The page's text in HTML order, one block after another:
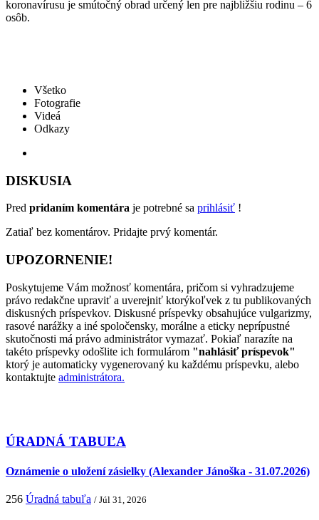
koronavírusu je smútočný obrad určený len pre najbližšiu rodinu – 6
osôb.
Všetko
Fotografie
Videá
Odkazy
DISKUSIA
Pred pridaním komentára je potrebné sa prihlásiť !
Zatiaľ bez komentárov. Pridajte prvý komentár.
UPOZORNENIE!
Poskytujeme Vám možnosť komentára, pričom si vyhradzujeme
právo redakčne upraviť a uverejniť ktorýkoľvek z tu publikovaných
diskusných príspevkov. Diskusné príspevky obsahujúce vulgarizmy,
rasové narážky a iné spoločensky, morálne a eticky neprípustné
skutočnosti má právo administrátor vymazať. Pokiaľ narazíte na
takéto príspevky odošlite ich formulárom "nahlásiť príspevok"
ktorý je automaticky vygenerovaný ku každému príspevku, alebo
kontaktujte administrátora.
ÚRADNÁ TABUĽA
Oznámenie o uložení zásielky (Alexander Jánoška - 31.07.2026)
256 Úradná tabuľa / Júl 31, 2026